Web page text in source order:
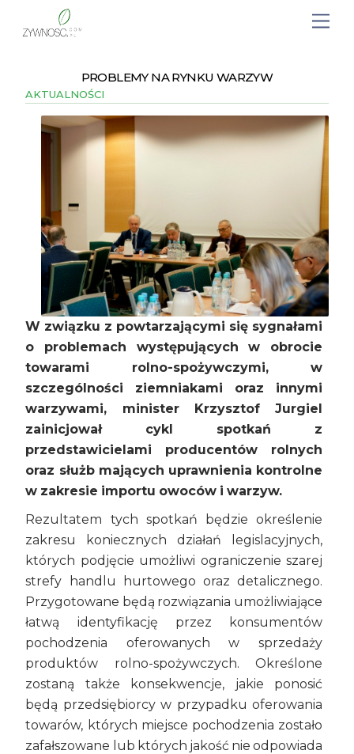
PROBLEMY NA RYNKU WARZYW
AKTUALNOŚCI
W związku z powtarzającymi się sygnałami
o problemach występujących w obrocie
towarami rolno-spożywczymi, w
szczególności ziemniakami oraz innymi
warzywami, minister Krzysztof Jurgiel
zainicjował cykl spotkań z
przedstawicielami producentów rolnych
oraz służb mających uprawnienia kontrolne
w zakresie importu owoców i warzyw.
Rezultatem tych spotkań będzie określenie
zakresu koniecznych działań legislacyjnych,
których podjęcie umożliwi ograniczenie szarej
strefy handlu hurtowego oraz detalicznego.
Przygotowane będą rozwiązania umożliwiające
łatwą identyfikację przez konsumentów
pochodzenia oferowanych w sprzedaży
produktów rolno-spożywczych. Określone
zostaną także konsekwencje, jakie ponosić
będą przedsiębiorcy w przypadku oferowania
towarów, których miejsce pochodzenia zostało
zafałszowane lub których jakość nie odpowiada